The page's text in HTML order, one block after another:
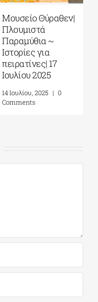
Μουσείο Θύραθεν|
Πλουμιστά
Παραμύθια ~
Ιστορίες για
πειρατίνες| 17
Ιουλίου 2025
14 Ιουλίου, 2025 | 0
Comments